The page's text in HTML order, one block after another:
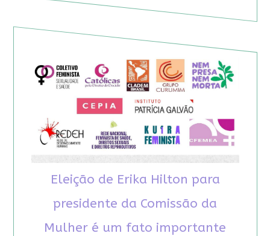
Eleição de Erika Hilton para
presidente da Comissão da
Mulher é um fato importante